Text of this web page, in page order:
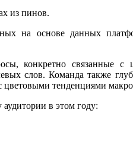
из пинов.
на основе данных
конкретно связанные
слов. Команда также
тенденциями
в этом году: